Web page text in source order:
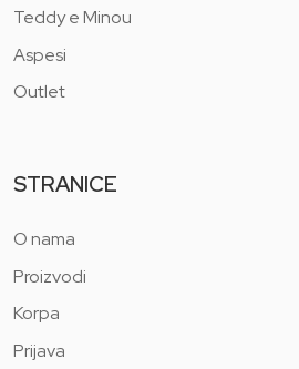
Teddy e Minou
Aspesi
Outlet
STRANICE
O nama
Proizvodi
Korpa
Prijava